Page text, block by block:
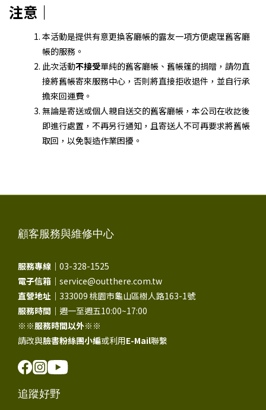
注意｜
本活動是提供有意更換客廳帳的露友一項方便處理舊客廳
帳的服務。
此次活動不接受單純的舊客廳帳、舊帳篷的捐贈，請勿直
接將舊帳寄來服務中心，否則將直接拒收退件，並自行承
擔來回運費。
無論是寄送或個人親自送交的舊客廳帳，本公司在收訖後
即進行處置，不再另行通知，且寄送人不可再要求將舊帳
取回，以免製造作業困擾。
顧客服務與維修中心
服務專線｜ 03-328-1525
電子信箱｜ service@outthere.com.tw
直營地址｜ 333009 桃園市龜山區樹人路163-1號
服務時間｜ 週一至週五10:00~17:00
※※服務時間以外※※
請改與臉書粉絲團小編或利用E-Mail聯繫
追蹤好野